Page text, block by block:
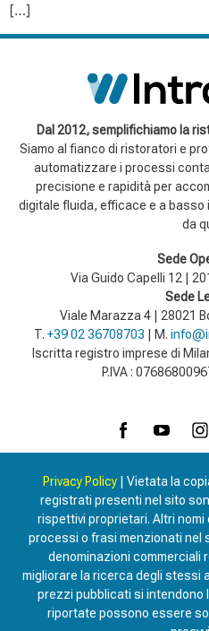
[…]
Sede
Via Guido Capelli 12 |
Sede
Viale Marazza 4 | 28021
T. +39 02 36708703 | M.
Iscritta registro imprese di
P.IVA :
Dal 2012, semplifichiamo la
Siamo al fianco di ristoratori e
automatizzare i processi
precisione e rapidità per
digitale fluida, efficace e a
da
Privacy Policy | Vietata la
registrati presenti nel sito
rispettivi proprietari. Altri
processi o frasi menzionati nel
denominazioni commerciali
migliorare la ricerca degli stessi
prezzi pubblicati si intendono
riportate possono essere